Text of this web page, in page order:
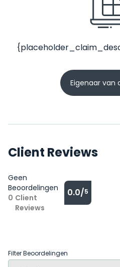
Eigenaar van
Client Reviews
Geen
Beoordelingen
0 Client
Reviews
0.0/5
Filter Beoordelingen